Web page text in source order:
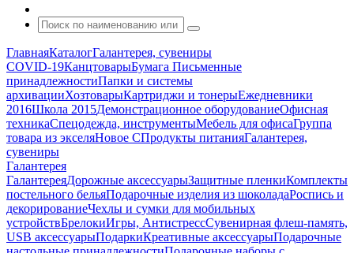
ГлавнаяКаталогГалантерея, сувениры
COVID-19КанцтоварыБумага Письменные
принадлежностиПапки и системы
архивацииХозтоварыКартриджи и тонерыЕжедневники
2016Школа 2015Демонстрационное оборудованиеОфисная
техникаСпецодежда, инструментыМебель для офисаГруппа
товара из экселяНовое СПродукты питанияГалантерея,
сувениры
Галантерея
ГалантереяДорожные аксессуарыЗащитные пленкиКомплекты
постельного бельяПодарочные изделия из шоколадаРоспись и
декорированиеЧехлы и сумки для мобильных
устройствБрелокиИгры, АнтистрессСувенирная флеш-память,
USB аксессуарыПодаркиКреативные аксессуарыПодарочные